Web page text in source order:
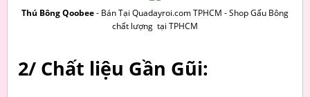
Thú Bông Qoobee- Bán Tại Quadayroi.com TPHCM - Shop Gấu Bông
chất lượng tại TPHCM
2/ Chất liệu Gần Gũi: